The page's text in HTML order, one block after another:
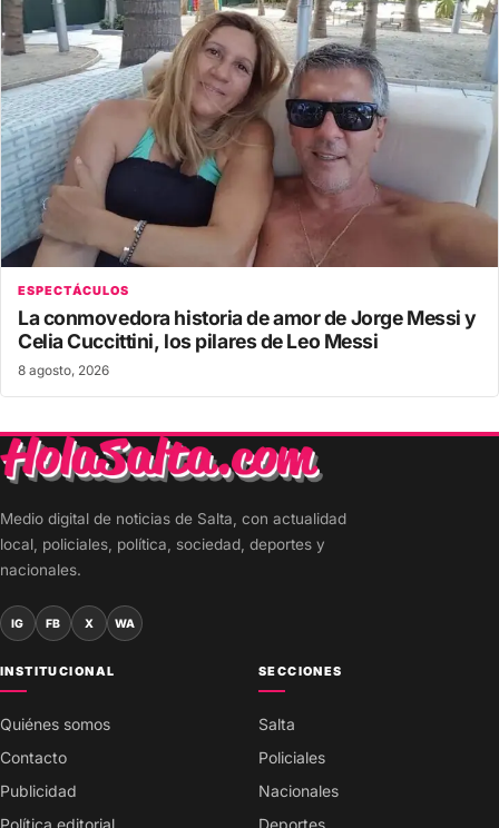
ESPECTÁCULOS
La conmovedora historia de amor de Jorge Messi y
Celia Cuccittini, los pilares de Leo Messi
8 agosto, 2026
Medio digital de noticias de Salta, con actualidad
local, policiales, política, sociedad, deportes y
nacionales.
IG FB X WA
INSTITUCIONAL
Quiénes somos
Contacto
Publicidad
Política editorial
SECCIONES
Salta
Policiales
Nacionales
Deportes